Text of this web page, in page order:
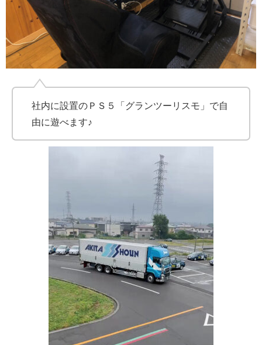
社内に設置のＰＳ５「グランツーリスモ」で自
由に遊べます♪